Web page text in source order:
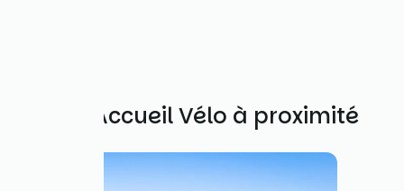
Autres Accueil Vélo à proximité